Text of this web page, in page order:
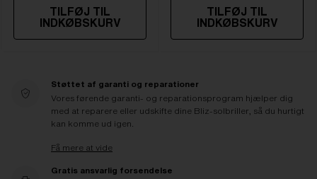
TILFØJ TIL
INDKØBSKURV
TILFØJ TIL
INDKØBSKURV
Støttet af garanti og reparationer
Vores førende garanti- og reparationsprogram hjælper dig
med at reparere eller udskifte dine Bliz-solbriller, så du hurtigt
kan komme ud igen.
Få mere at vide
Gratis ansvarlig forsendelse